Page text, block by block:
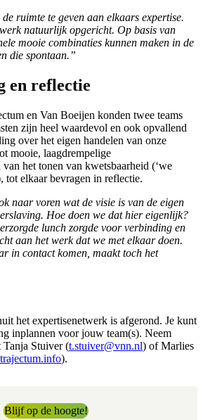
ruimte te geven aan elkaars expertise.
natuurlijk opgericht. Op basis van
mooie combinaties kunnen maken in de
die spontaan.”
en reflectie
en Van Boeijen konden twee teams
zijn heel waardevol en ook opvallend
over het eigen handelen van onze
mooie, laagdrempelige
het tonen van kwetsbaarheid (‘we
tot elkaar bevragen in reflectie.
naar voren wat de visie is van de eigen
Hoe doen we dat hier eigenlijk?
lunch zorgde voor verbinding en
aan het werk dat we met elkaar doen.
in contact komen, maakt toch het
het expertisenetwerk is afgerond. Je kunt
inplannen voor jouw team(s). Neem
Tanja Stuiver (t.stuiver@vnn.nl) of Marlies
).
Blijf op de hoogte!